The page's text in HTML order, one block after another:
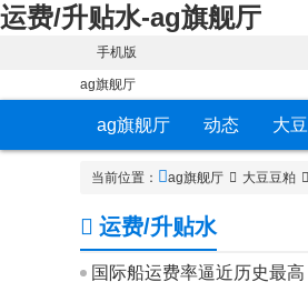
运费/升贴水-ag旗舰厅
手机版
ag旗舰厅
ag旗舰厅 动态 大豆
当前位置： ag旗舰厅 大豆豆粕
运费/升贴水
国际船运费率逼近历史最高